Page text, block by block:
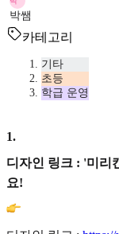
박쌤
카테고리
기타
초등
학급 운영
1.
디자인 링크 : '미리
요!